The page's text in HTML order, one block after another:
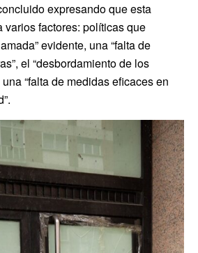
expresando que esta
varios factores: políticas que
evidente, una “falta de
el “desbordamiento de los
“falta de medidas eficaces en